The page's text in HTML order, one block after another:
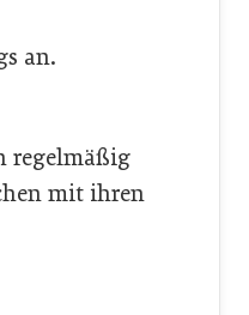
an.
regelmäßig
mit ihren